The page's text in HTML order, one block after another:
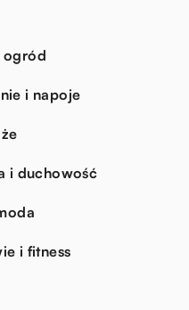
ogród
i napoje
i duchowość
i fitness